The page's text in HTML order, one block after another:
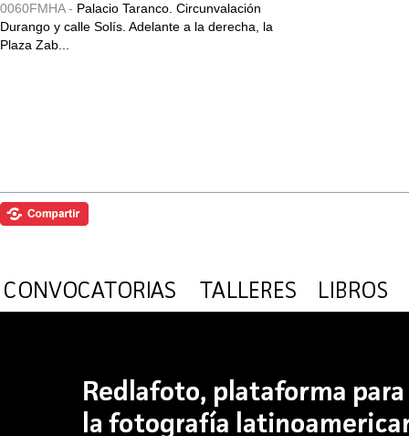
0060FMHA - Palacio Taranco. Circunvalación
Durango y calle Solís. Adelante a la derecha, la
Plaza Zab...